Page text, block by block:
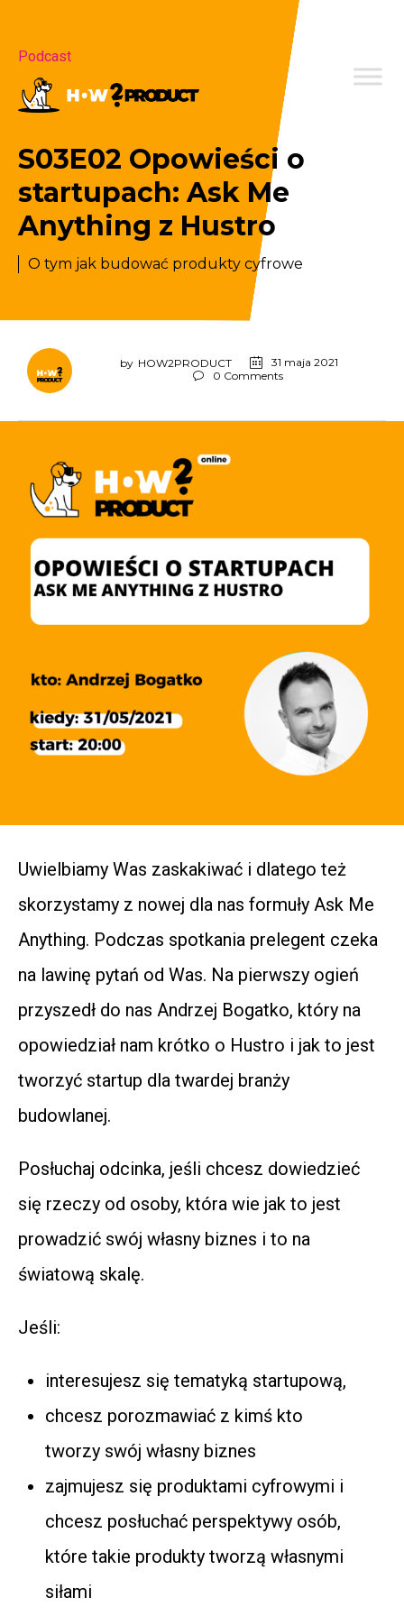
S03E02 Opowieści o
startupach: Ask Me
Anything z Hustro
O tym jak budować produkty cyfrowe
Category
Podcast
by HOW2PRODUCT 31 maja 2021
 0 Comments
Uwielbiamy Was zaskakiwać i dlatego też
skorzystamy z nowej dla nas formuły Ask Me
Anything. Podczas spotkania prelegent czeka
na lawinę pytań od Was. Na pierwszy ogień
przyszedł do nas Andrzej Bogatko, który na
opowiedział nam krótko o Hustro i jak to jest
tworzyć startup dla twardej branży
budowlanej.
Posłuchaj odcinka, jeśli chcesz dowiedzieć
się rzeczy od osoby, która wie jak to jest
prowadzić swój własny biznes i to na
światową skalę.
Jeśli:
interesujesz się tematyką startupową,
chcesz porozmawiać z kimś kto
tworzy swój własny biznes
zajmujesz się produktami cyfrowymi i
chcesz posłuchać perspektywy osób,
które takie produkty tworzą własnymi
siłami